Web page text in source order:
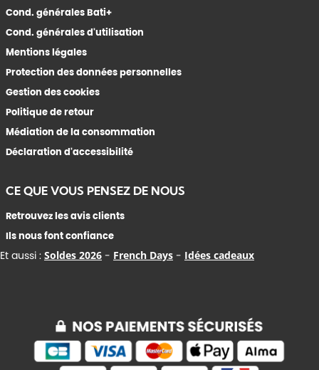
Cond. générales Bati+
Cond. générales d'utilisation
Mentions légales
Protection des données personnelles
Gestion des cookies
Politique de retour
Médiation de la consommation
Déclaration d'accessibilité
CE QUE VOUS PENSEZ DE NOUS
Retrouvez les avis clients
Ils nous font confiance
Et aussi : Soldes 2026 - French Days - Idées cadeaux